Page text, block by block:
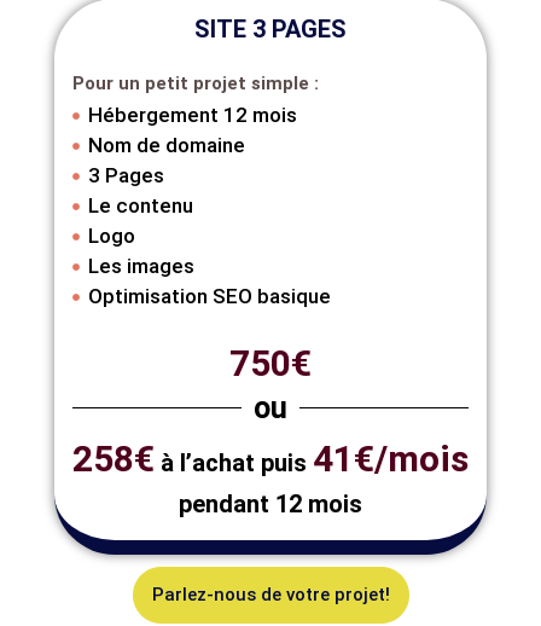
SITE 3 PAGES
Pour un petit projet simple :
Hébergement 12 mois
Nom de domaine
3 Pages
Le contenu
Logo
Les images
Optimisation SEO basique
750€
ou
258€ à l’achat puis 41€/mois
pendant 12 mois
Parlez-nous de votre projet!